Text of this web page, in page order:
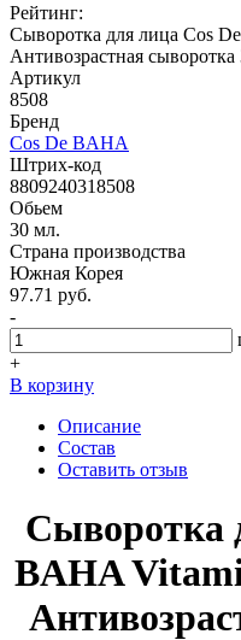
Рейтинг:
Сыворотка для лица Cos
Антивозрастная
Артикул
8508
Бренд
Cos De BAHA
Штрих-код
8809240318508
Обьем
30 мл.
Страна производства
Южная Корея
97.71 руб.
-
+
В корзину
Описание
Состав
Оставить отзыв
Сыворотка
BAHA